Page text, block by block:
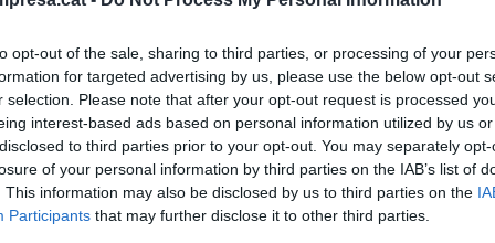
opt-out of the sale, sharing to third parties, or processing of your
for targeted advertising by us, please use the below opt-out
selection. Please note that after your opt-out request is processed
interest-based ads based on personal information utilized by us
to third parties prior to your opt-out. You may separately
of your personal information by third parties on the IAB’s list of
This information may also be disclosed by us to third parties on the
Participants that may further disclose it to other third parties.
Y EMPRESA
para rentabilizar las redes
en las pequeñas empresas
de 2022